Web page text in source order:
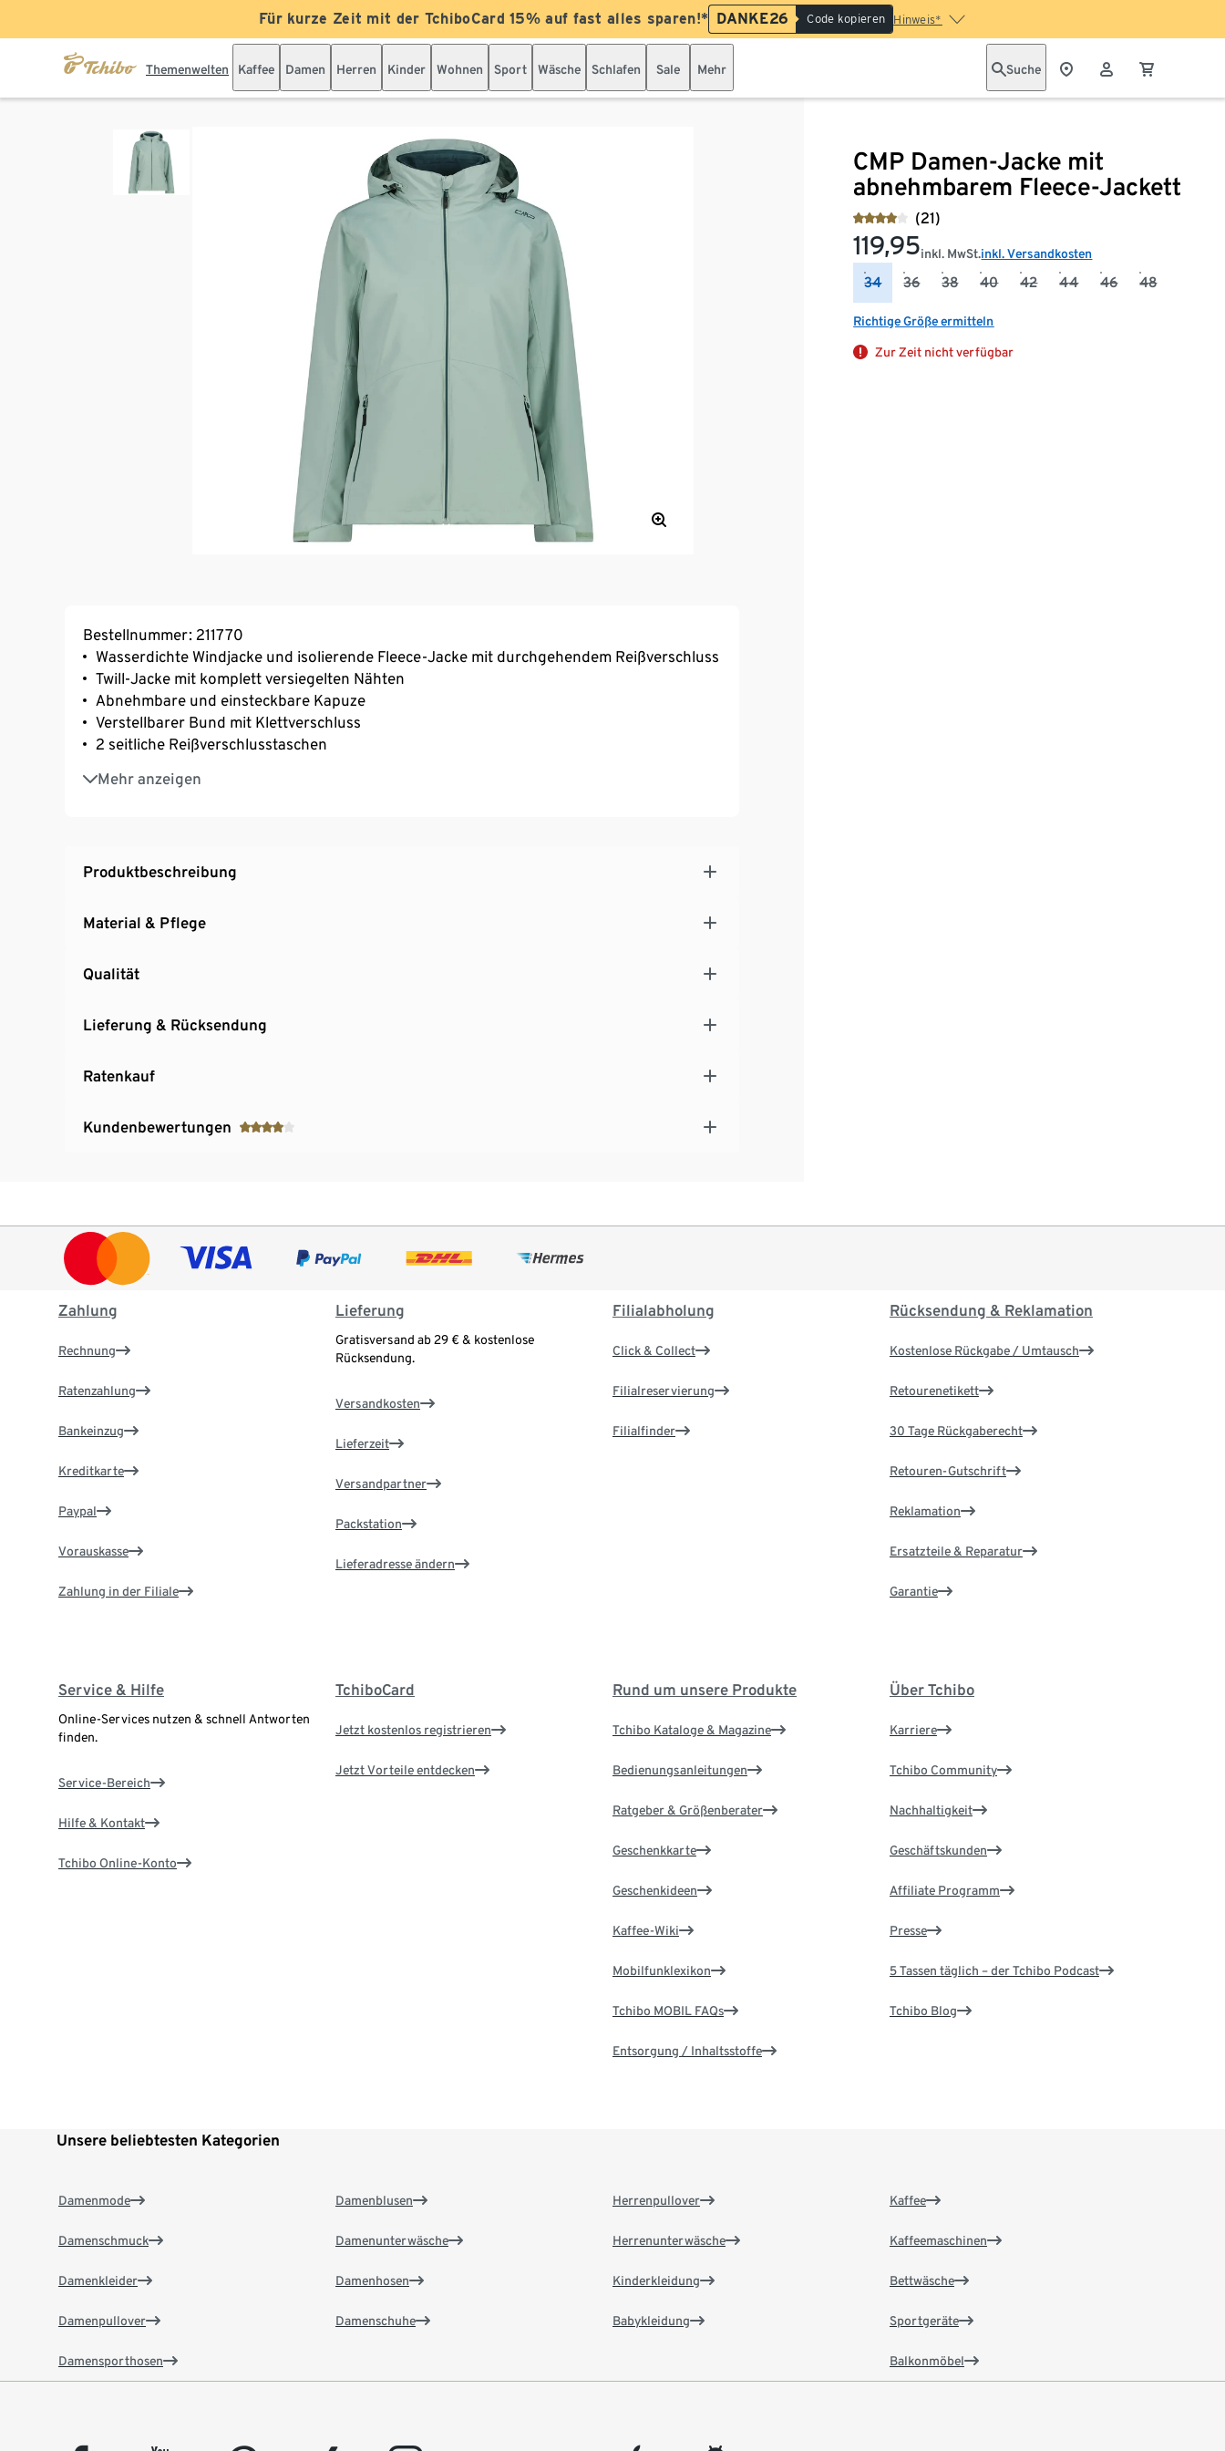
Für kurze Zeit mit der TchiboCard 15% auf fast alles sparen!* DANKE26 Code kopieren Hinweis*
Themenwelten Kaffee Damen Herren Kinder Wohnen Sport Wäsche Schlafen Sale Mehr Suche
CMP Damen-Jacke mit
abnehmbarem Fleece-Jackett
(21)
119,95inkl. MwSt.inkl. Versandkosten
34 36 38 40 42 44 46 48
Richtige Größe ermitteln
Zur Zeit nicht verfügbar
Bestellnummer: 211770
Wasserdichte Windjacke und isolierende Fleece-Jacke mit durchgehendem Reißverschluss
Twill-Jacke mit komplett versiegelten Nähten
Abnehmbare und einsteckbare Kapuze
Verstellbarer Bund mit Klettverschluss
2 seitliche Reißverschlusstaschen
Mehr anzeigen
Leichte, isolierende und atmungsaktive Innenschicht aus Arctic Fleece
Innenschicht waschbar und schnelltrocknend
Verschweißte Nähte
Produktbeschreibung
Material & Pflege
Qualität
Lieferung & Rücksendung
Ratenkauf
Kundenbewertungen
Zahlung
Rechnung
Ratenzahlung
Bankeinzug
Kreditkarte
Paypal
Vorauskasse
Zahlung in der Filiale
Lieferung
Gratisversand ab 29 € & kostenlose
Rücksendung.
Versandkosten
Lieferzeit
Versandpartner
Packstation
Lieferadresse ändern
Filialabholung
Click & Collect
Filialreservierung
Filialfinder
Rücksendung & Reklamation
Kostenlose Rückgabe / Umtausch
Retourenetikett
30 Tage Rückgaberecht
Retouren-Gutschrift
Reklamation
Ersatzteile & Reparatur
Garantie
Service & Hilfe
Online-Services nutzen & schnell Antworten
finden.
Service-Bereich
Hilfe & Kontakt
Tchibo Online-Konto
TchiboCard
Jetzt kostenlos registrieren
Jetzt Vorteile entdecken
Rund um unsere Produkte
Tchibo Kataloge & Magazine
Bedienungsanleitungen
Ratgeber & Größenberater
Geschenkkarte
Geschenkideen
Kaffee-Wiki
Mobilfunklexikon
Tchibo MOBIL FAQs
Entsorgung / Inhaltsstoffe
Über Tchibo
Karriere
Tchibo Community
Nachhaltigkeit
Geschäftskunden
Affiliate Programm
Presse
5 Tassen täglich – der Tchibo Podcast
Tchibo Blog
Unsere beliebtesten Kategorien
Damenmode
Damenschmuck
Damenkleider
Damenpullover
Damensporthosen
Damenblusen
Damenunterwäsche
Damenhosen
Damenschuhe
Herrenpullover
Herrenunterwäsche
Kinderkleidung
Babykleidung
Kaffee
Kaffeemaschinen
Bettwäsche
Sportgeräte
Balkonmöbel